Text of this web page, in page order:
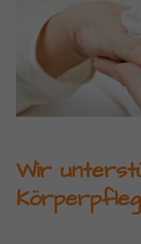
beantragen.
Wir